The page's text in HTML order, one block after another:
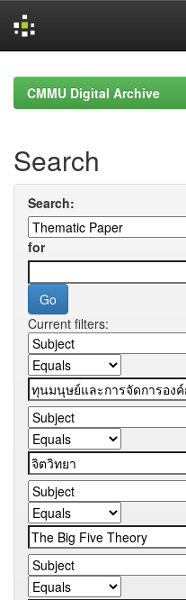
navigationCMMU Digital Archive
Search
Search:
for
Current filters: